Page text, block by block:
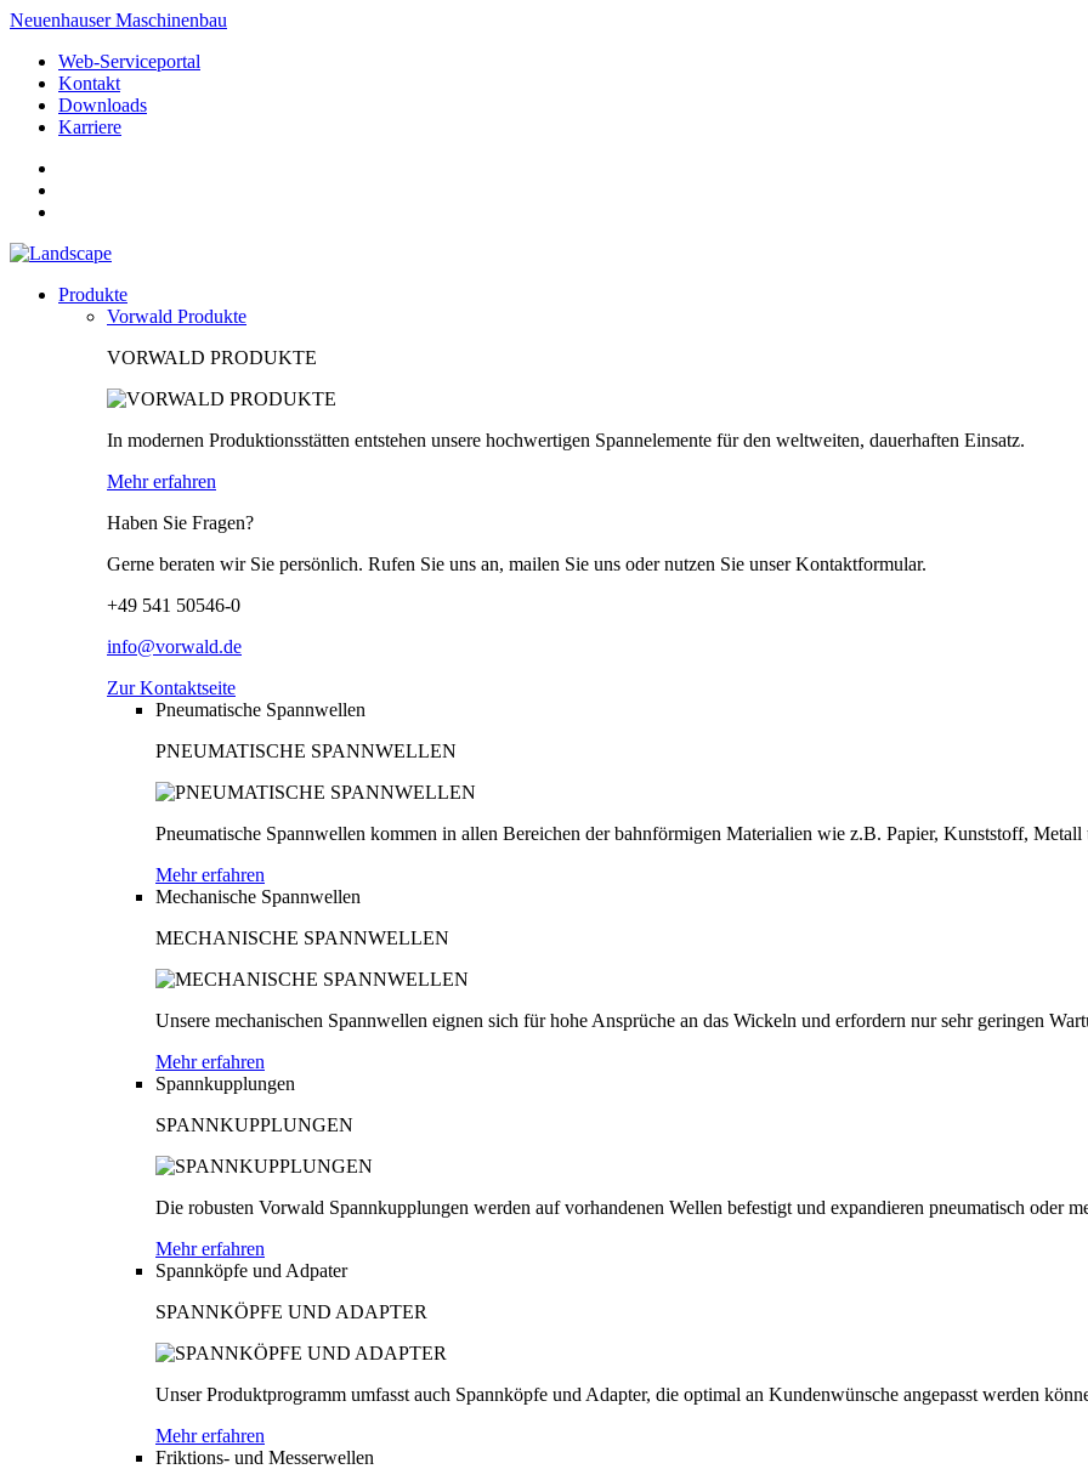
Neuenhauser Maschinenbau
Web-Serviceportal
Kontakt
Downloads
Karriere
Produkte
Vorwald Produkte
VORWALD PRODUKTE
In modernen Produktionsstätten entstehen unsere hochwertigen Spannelemente für den weltweiten, dauerhaften Einsatz.
Mehr erfahren
Haben Sie Fragen?
Gerne beraten wir Sie persönlich. Rufen Sie uns an, mailen Sie uns oder nutzen Sie unser Kontaktformular.
+49 541 50546-0
info@vorwald.de
Zur Kontaktseite
Pneumatische Spannwellen
PNEUMATISCHE SPANNWELLEN
Pneumatische Spannwellen kommen in allen Bereichen der bahnförmigen Materialien wie z.B. Papier, Kunststoff,
Mehr erfahren
Mechanische Spannwellen
MECHANISCHE SPANNWELLEN
Unsere mechanischen Spannwellen eignen sich für hohe Ansprüche an das Wickeln und erfordern nur sehr geringen
Mehr erfahren
Spannkupplungen
SPANNKUPPLUNGEN
Die robusten Vorwald Spannkupplungen werden auf vorhandenen Wellen befestigt und expandieren pneumatisch oder
Mehr erfahren
Spannköpfe und Adpater
SPANNKÖPFE UND ADAPTER
Unser Produktprogramm umfasst auch Spannköpfe und Adapter, die optimal an Kundenwünsche angepasst werden
Mehr erfahren
Friktions- und Messerwellen